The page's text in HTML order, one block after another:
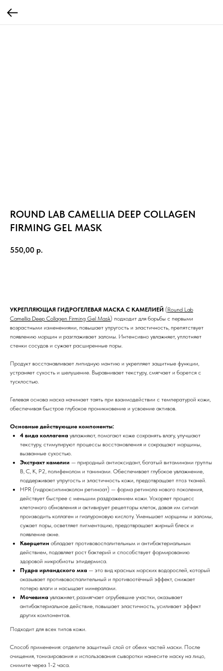
ROUND LAB CAMELLIA DEEP COLLAGEN
FIRMING GEL MASK
550,00 р.
УКРЕПЛЯЮЩАЯ ГИДРОГЕЛЕВАЯ МАСКА С КАМЕЛИЕЙ (Round Lab
Camellia Deep Collagen Firming Gel Mask) подходит для борьбы с первыми
возрастными изменениями, повышает упругость и эластичность, препятствует
появлению морщин и разглаживает заломы. Интенсивно увлажняет, уплотняет
стенки сосудов и сужает расширенные поры.
Продукт восстанавливает липидную мантию и укрепляет защитные функции,
устраняет сухость и шелушение. Выравнивает текстуру, смягчает и борется с
тусклостью.
Гелевая основа маска начинает таять при взаимодействии с температурой кожи,
обеспечивая быстрое глубокое проникновение и усвоение активов.
Основные действующие компоненты:
4 вида коллагена увлажняют, помогают коже сохранять влагу, улучшают
текстуру, стимулируют процессы восстановления и сокращают морщины,
вызванные сухостью.
Экстракт камелии — природный антиоксидант, богатый витаминами группы
В, С, К, P2, полифенолом и танинами. Обеспечивает глубокое увлажнение,
поддерживает упругость и эластичность кожи, предотвращает птоз тканей.
HPR (гидроксипинаколон ретиноат) — форма ретинола нового поколения,
действует быстрее с меньшим раздражением кожи. Ускоряет процесс
клеточного обновления и активирует рецепторы клеток, давая им сигнал
производить коллаген и гиалуроновую кислоту. Уменьшает морщины и заломы,
сужает поры, осветляет пигментацию, предотвращает жирный блеск и
появление акне.
Кверцетин обладает противовоспалительным и антибактериальным
действием, подавляет рост бактерий и способствует формированию
здоровой микробиоты эпидермиса.
Пудра ирландского мха — это вид красных морских водорослей, который
оказывает противовоспалительный и противоотёчный эффект, снижает
потерю влаги и насыщает минералами.
Мочевина увлажняет, размягчает огрубевшие участки, оказывает
антибактериальное действие, повышает эластичность, усиливает эффект
других компонентов.
Подходит для всех типов кожи.
Способ применения: отделите защитный слой от обеих частей маски. После
очищения, тонизирования и использования сыворотки нанесите маску на лицо,
снимите через 1-2 часа.